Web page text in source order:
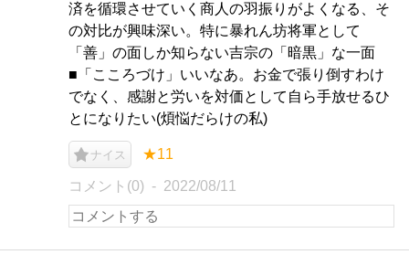
済を循環させていく商人の羽振りがよくなる、そ
の対比が興味深い。特に暴れん坊将軍として
「善」の面しか知らない吉宗の「暗黒」な一面
■「こころづけ」いいなあ。お金で張り倒すわけ
でなく、感謝と労いを対価として自ら手放せるひ
とになりたい(煩悩だらけの私)
ナイス ★11
コメント(0) 2022/08/11